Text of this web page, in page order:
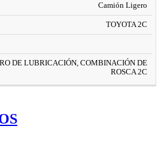
Camión Ligero
TOYOTA 2C
DE LUBRICACIÓN, COMBINACIÓN DE
ROSCA 2C